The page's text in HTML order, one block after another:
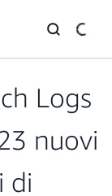
Logs
nuovi
di